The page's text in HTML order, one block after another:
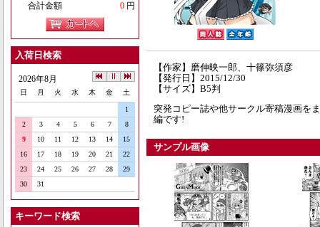
合計金額
0 円
入荷日検索
2026年8月
日 月 火 水 木 金 土
1
2
3 4 5 6 7
8
9
10 11 12 13 14
15
16
17 18 19 20 21
22
23
24 25 26 27 28
29
30
31
キーワード検索
【作家】磨伸映一郎、十篠弥須彦
【発行日】2015/12/30
【サイズ】B5判
突発コピー誌や他サークル寄稿漫画を
編です!
サンプル画像